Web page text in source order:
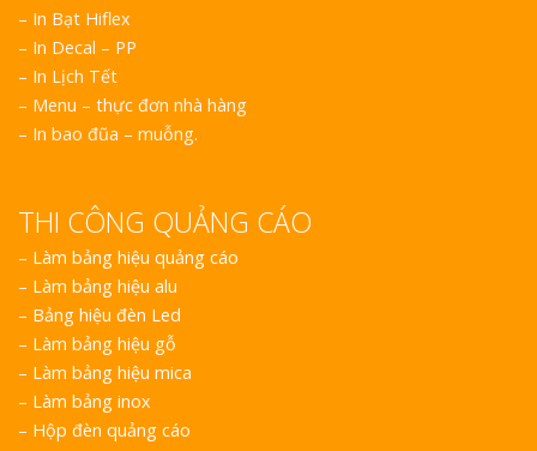
– In Bạt Hiflex
– In Decal – PP
– In Lịch Tết
– Menu – thực đơn nhà hàng
– In bao đũa – muỗng.
THI CÔNG QUẢNG CÁO
– Làm bảng hiệu quảng cáo
– Làm bảng hiệu alu
– Bảng hiệu đèn Led
– Làm bảng hiệu gỗ
– Làm bảng hiệu mica
– Làm bảng inox
– Hộp đèn quảng cáo